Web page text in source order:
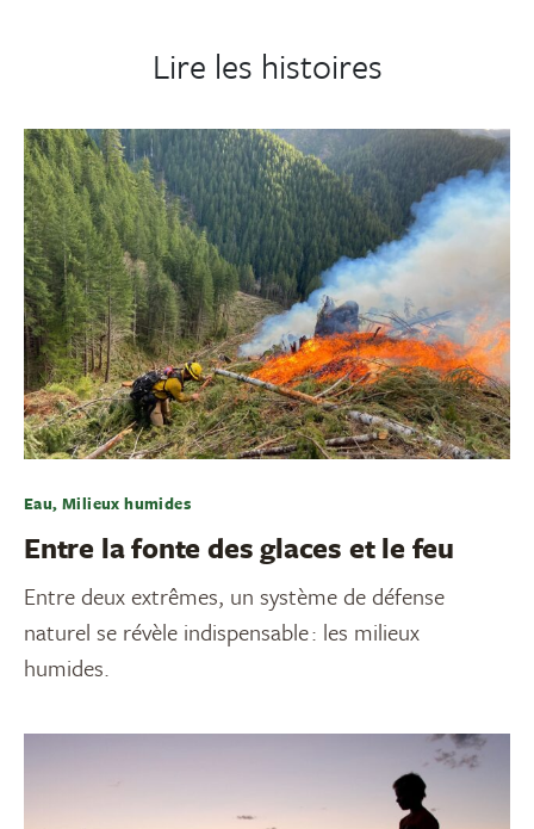
Lire les histoires
Eau, Milieux humides
Entre la fonte des glaces et le feu
Entre deux extrêmes, un système de défense
naturel se révèle indispensable : les milieux
humides.